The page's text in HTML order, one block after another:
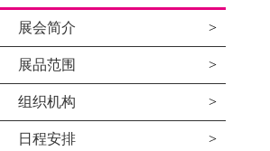
展会简介 >
展品范围 >
组织机构 >
日程安排 >